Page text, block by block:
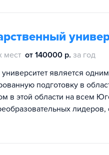
мест от 140000 р. за год
является
подготовку в
в этой области на всем
лидеров,